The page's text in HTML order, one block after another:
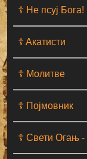
☦ Не псуј Бога!
☦ Aкатисти
☦ Молитве
☦ Појмовник
☦ Свети Огањ -